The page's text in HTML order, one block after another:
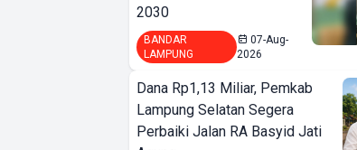
2030
BANDAR
LAMPUNG
07-Aug-
2026
Dana Rp1,13 Miliar, Pemkab
Lampung Selatan Segera
Perbaiki Jalan RA Basyid Jati